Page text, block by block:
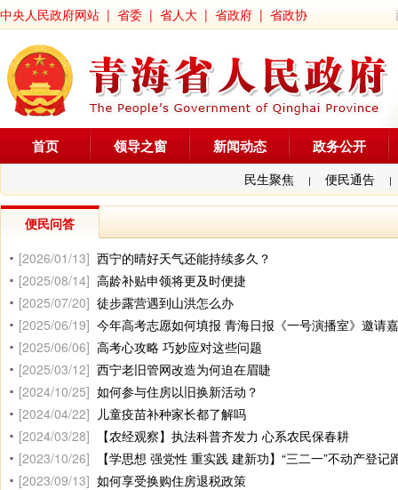
中央人民政府网站 | 省委 | 省人大 | 省政府 | 省政协
首页 领导之窗 新闻动态 政务公开
民生聚焦 | 便民通告 |
便民问答
[2026/01/13] 西宁的晴好天气还能持续多久？
[2025/08/14] 高龄补贴申领将更及时便捷
[2025/07/20] 徒步露营遇到山洪怎么办
[2025/06/19] 今年高考志愿如何填报 青海日报《一号演播室》邀请
[2025/06/06] 高考心攻略 巧妙应对这些问题
[2025/03/12] 西宁老旧管网改造为何迫在眉睫
[2024/10/25] 如何参与住房以旧换新活动？
[2024/04/22] 儿童疫苗补种家长都了解吗
[2024/03/28]
【农经观察】执法科普齐发力 心系农民保春耕
[2023/10/26]
【学思想 强党性 重实践 建新功】“三二一”不动产登记
[2023/09/13] 如何享受换购住房退税政策